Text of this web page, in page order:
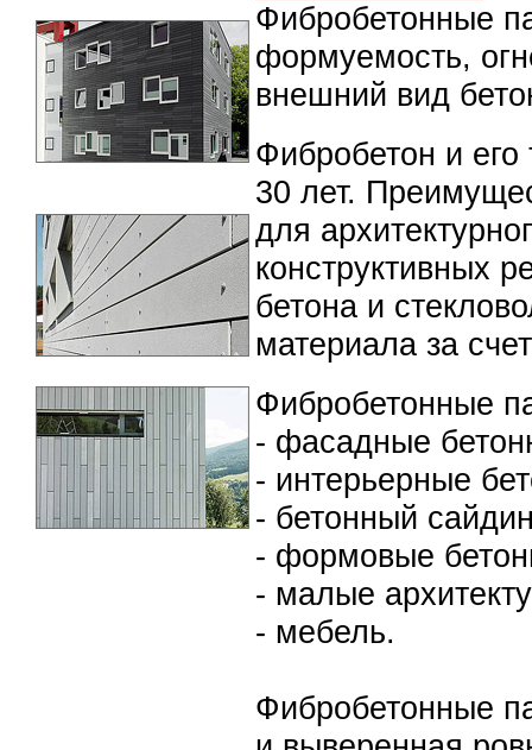
Фибробетонные
формуемость,
внешний вид
Фибробетон и его
30 лет.
для
конструктивных
бетона и
материала за
Фибробетонные
- фасадные
- интерьерные
- бетонный
- формовые
- малые
- мебель.
Фибробетонные